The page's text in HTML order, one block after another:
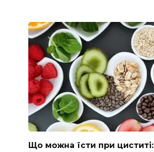
Що можна їсти при циститі: